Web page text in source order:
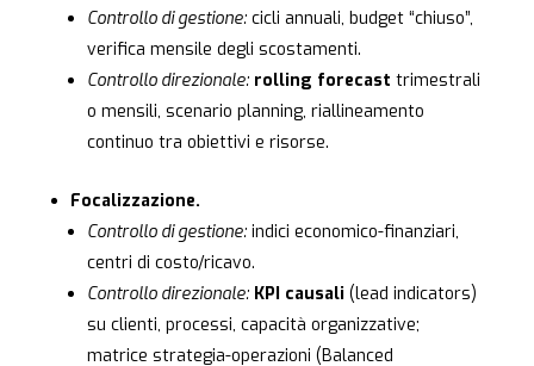
Controllo di gestione:cicli annuali, budget “chiuso”,
verifica mensile degli scostamenti.
Controllo direzionale: rolling forecast trimestrali
o mensili, scenario planning, riallineamento
continuo tra obiettivi e risorse.
Focalizzazione.
Controllo di gestione:indici economico-finanziari,
centri di costo/ricavo.
Controllo direzionale: KPI causali (lead indicators)
su clienti, processi, capacità organizzative;
matrice strategia-operazioni (Balanced